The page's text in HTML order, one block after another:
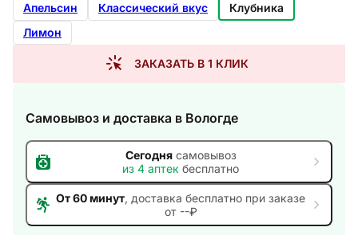
Апельсин
Классический вкус
Клубника
Лимон
ЗАКАЗАТЬ В 1 КЛИК
Самовывоз и доставка в Вологде
Сегоднясамовывоз
из 4 аптек бесплатно
От 60 минут, доставка бесплатно при заказе
от --₽